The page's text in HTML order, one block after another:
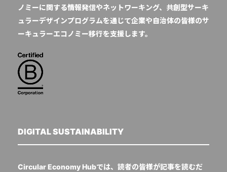
ノミーに関する情報発信やネットワーキング、共創型サーキ
ュラーデザインプログラムを通じて企業や自治体の皆様のサ
ーキュラーエコノミー移行を支援します。
DIGITAL SUSTAINABILITY
Circular Economy Hubでは、読者の皆様が記事を読むだ